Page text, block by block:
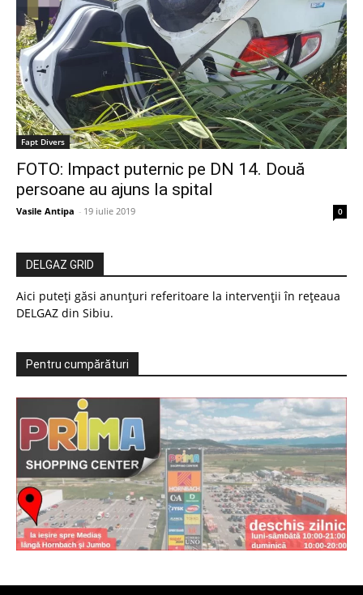
Fapt Divers
FOTO: Impact puternic pe DN 14. Două
persoane au ajuns la spital
Vasile Antipa - 19 iulie 2019 0
DELGAZ GRID
Aici puteți găsi anunțuri referitoare la intervenții în rețeaua
DELGAZ din Sibiu.
Pentru cumpărături